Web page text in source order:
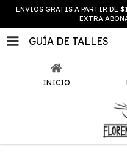
ENVIOS GRATIS A PARTIR DE
EXTRA
GUÍA DE TALLES
INICIO